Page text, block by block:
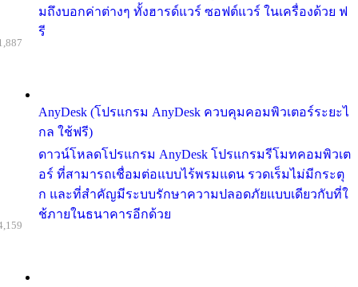
มถึงบอกค่าต่างๆ ทั้งฮารด์แวร์ ซอฟต์แวร์ ในเครื่องด้วย ฟ
รี
AnyDesk (โปรแกรม AnyDesk ควบคุมคอมพิวเตอร์ระยะไ
กล ใช้ฟรี)
ดาวน์โหลดโปรแกรม AnyDesk โปรแกรมรีโมทคอมพิวเต
อร์ ที่สามารถเชื่อมต่อแบบไร้พรมแดน รวดเร็มไม่มีกระตุ
ก และที่สำคัญมีระบบรักษาความปลอดภัยแบบเดียวกับที่ใ
ช้ภายในธนาคารอีกด้วย